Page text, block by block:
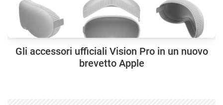
Gli accessori ufficiali Vision Pro in un nuovo
brevetto Apple